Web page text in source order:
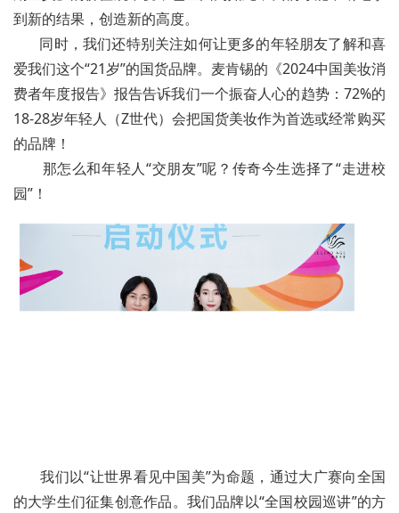
到新的结果，创造新的高度。
同时，我们还特别关注如何让更多的年轻朋友了解和喜
爱我们这个“21岁”的国货品牌。麦肯锡的《2024中国美妆消
费者年度报告》报告告诉我们一个振奋人心的趋势：72%的
18-28岁年轻人（Z世代）会把国货美妆作为首选或经常购买
的品牌！
那怎么和年轻人“交朋友”呢？传奇今生选择了“走进校
园”！
我们以“让世界看见中国美”为命题，通过大广赛向全国
的大学生们征集创意作品。我们品牌以“全国校园巡讲”的方